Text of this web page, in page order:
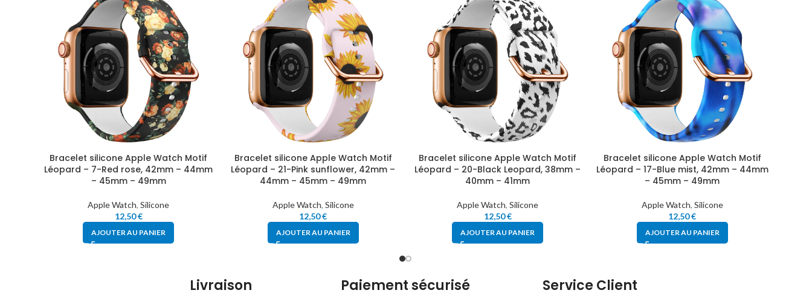
Bracelet silicone Apple Watch Motif
Léopard – 7-Red rose, 42mm – 44mm
– 45mm – 49mm
Apple Watch,Silicone
12,50€
AJOUTER AU PANIER
Bracelet silicone Apple Watch Motif
Léopard – 21-Pink sunflower, 42mm –
44mm – 45mm – 49mm
Apple Watch, Silicone
12,50€
AJOUTER AU PANIER
Bracelet silicone Apple Watch Motif
Léopard – 20-Black Leopard, 38mm –
40mm – 41mm
Apple Watch,Silicone
12,50€
AJOUTER AU PANIER
Bracelet silicone Apple Watch Motif
Léopard – 17-Blue mist, 42mm – 44mm
– 45mm – 49mm
Apple Watch, Silicone
12,50€
AJOUTER AU PANIER
Livraison Paiement sécurisé Service Client